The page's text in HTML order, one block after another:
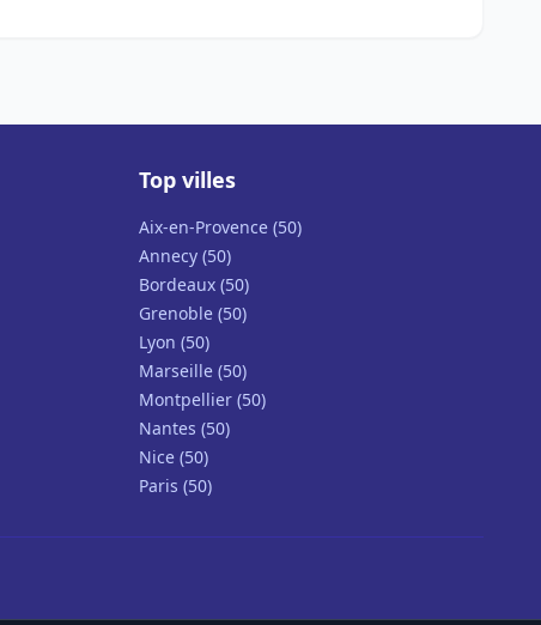
Top villes
Aix-en-Provence (50)
Annecy (50)
Bordeaux (50)
Grenoble (50)
Lyon (50)
Marseille (50)
Montpellier (50)
Nantes (50)
Nice (50)
Paris (50)